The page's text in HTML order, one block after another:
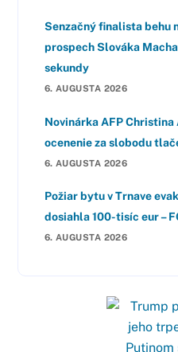
Senzačný finalista behu
prospech Slováka
sekundy
6. AUGUSTA 2026
Novinárka AFP
ocenenie za slobodu
6. AUGUSTA 2026
Požiar bytu v Trnave
dosiahla 100-tisíc eur –
6. AUGUSTA 2026